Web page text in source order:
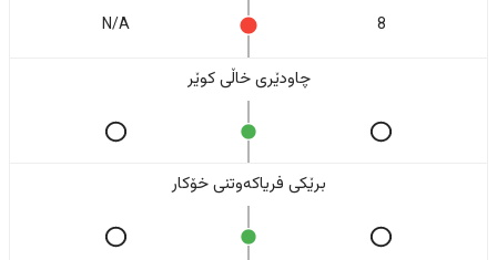
8
N/A
چاودێری خاڵی کوێر
برێکی فریاکەوتنی خۆکار